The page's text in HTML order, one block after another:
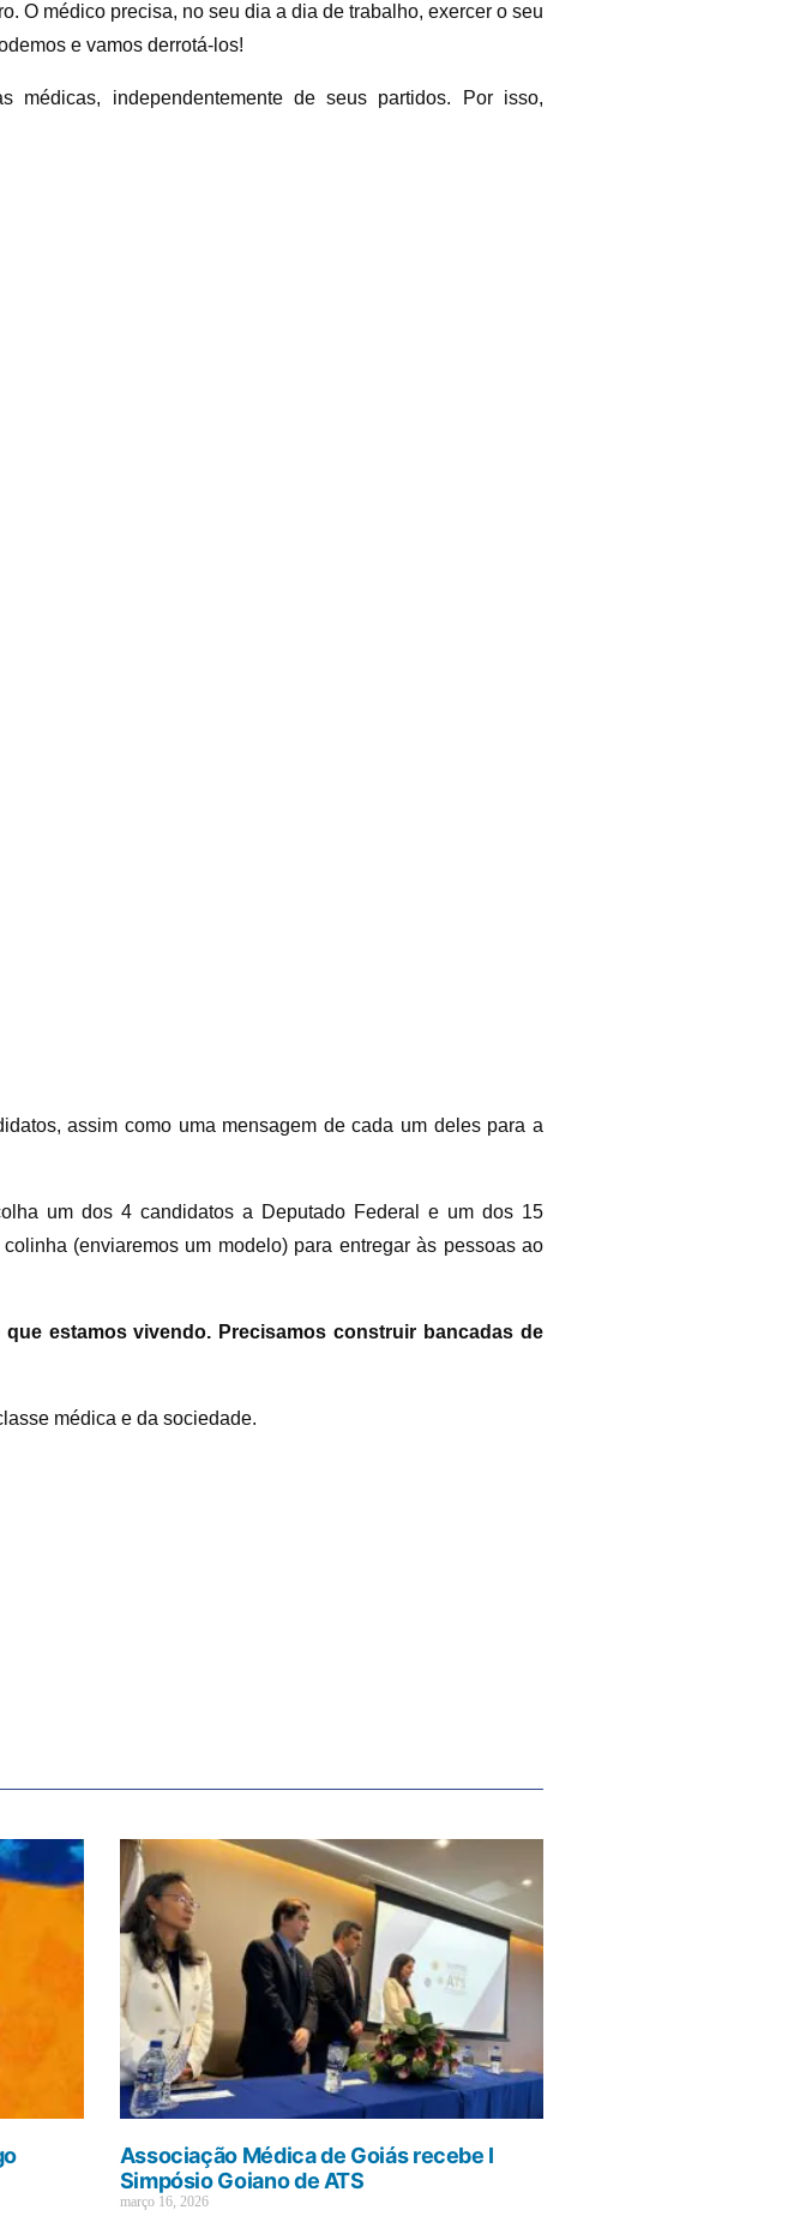
O médico precisa, no seu dia a dia de trabalho, exercer o seu
e vamos derrotá-los!
médicas, independentemente de seus partidos. Por isso,
assim como uma mensagem de cada um deles para a
um dos 4 candidatos a Deputado Federal e um dos 15
(enviaremos um modelo) para entregar às pessoas ao
estamos vivendo. Precisamos construir bancadas de
médica e da sociedade.
Associação Médica de Goiás recebe I
Simpósio Goiano de ATS
março 16, 2026